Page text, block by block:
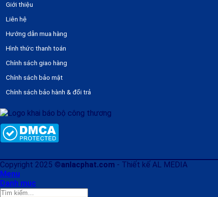
Giới thiệu
Liên hệ
Hướng dẫn mua hàng
Hình thức thanh toán
Chính sách giao hàng
Chính sách bảo mật
Chính sách bảo hành & đổi trả
Copyright 2025 ©anlacphat.com - Thiết kế AL MEDIA
Menu
Danh mục
Tìm